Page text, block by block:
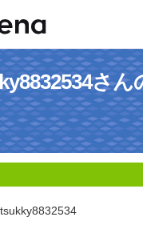
さ
tsukky8832534